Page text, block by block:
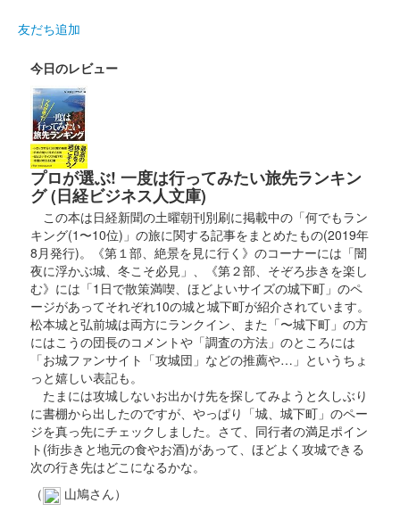
友だち追加
今日のレビュー
プロが選ぶ! 一度は行ってみたい旅先ランキン
グ (日経ビジネス人文庫)
この本は日経新聞の土曜朝刊別刷に掲載中の「何でもラン
キング(1〜10位)」の旅に関する記事をまとめたもの(2019年
8月発行)。《第１部、絶景を見に行く》のコーナーには「闇
夜に浮かぶ城、冬こそ必見」、《第２部、そぞろ歩きを楽し
む》には「1日で散策満喫、ほどよいサイズの城下町」のペ
ージがあってそれぞれ10の城と城下町が紹介されています。
松本城と弘前城は両方にランクイン、また「〜城下町」の方
にはこうの団長のコメントや「調査の方法」のところには
「お城ファンサイト「攻城団」などの推薦や…」というちょ
っと嬉しい表記も。
たまには攻城しないお出かけ先を探してみようと久しぶり
に書棚から出したのですが、やっぱり「城、城下町」のペー
ジを真っ先にチェックしました。さて、同行者の満足ポイン
ト(街歩きと地元の食やお酒)があって、ほどよく攻城できる
次の行き先はどこになるかな。
（
山鳩さん）